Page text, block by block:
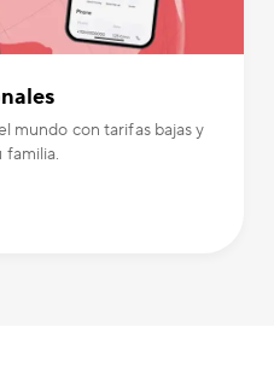
mundo con tarifas bajas y